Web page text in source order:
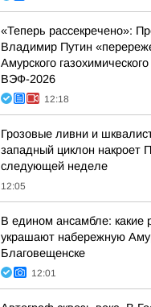
«Теперь рассекречено»:
Владимир Путин
Амурского
ВЭФ-2026
12:18
Грозовые ливни и
западный циклон накроет
следующей неделе
12:05
В едином ансамбле: какие
украшают набережную
Благовещенске
12:01